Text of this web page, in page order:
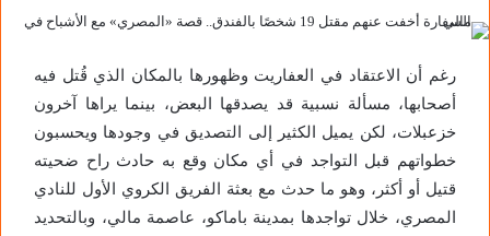
رغم أن الاعتقاد في العفاريت وظهورها بالمكان الذي قُتل فيه
أصحابها، مسألة نسبية قد يصدقها البعض، بينما يراها آخرون
خزعبلات، لكن يميل الكثير إلى التصديق في وجودها ويحسبون
خطواتهم قبل التواجد في أي مكان وقع به حادث راح ضحيته
قتيل أو أكثر، وهو ما حدث مع بعثة الفريق الكروي الأول للنادي
المصري، خلال تواجدها بمدينة باماكو، عاصمة مالي، وبالتحديد